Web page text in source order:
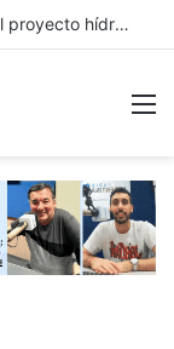
HURLINGAM: IMPORTANTE: REPAVIMENTACIÓN DE VERGARA Y OBRA HIDRÁULICA EN ORIGONE